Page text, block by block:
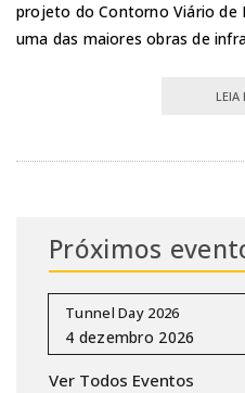
projeto do Contorno Viário de
uma das maiores obras de
LEIA
Próximos
Tunnel Day 2026
Ver Todos Eventos